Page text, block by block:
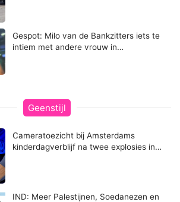
Gespot: Milo van de Bankzitters iets te
intiem met andere vrouw in…
Geenstijl
Cameratoezicht bij Amsterdams
kinderdagverblijf na twee explosies in…
IND: Meer Palestijnen, Soedanezen en